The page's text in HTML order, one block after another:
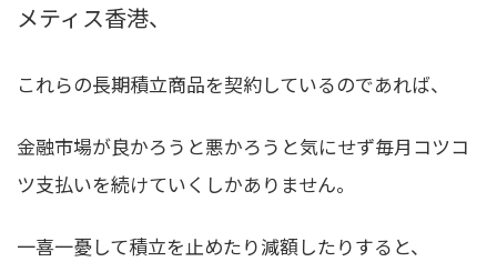
メティス香港、
これらの長期積立商品を契約しているのであれば、
金融市場が良かろうと悪かろうと気にせず毎月コツコ
ツ支払いを続けていくしかありません。
一喜一憂して積立を止めたり減額したりすると、